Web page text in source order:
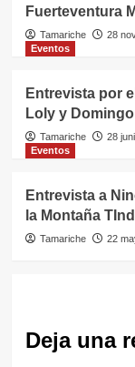
Fuerteventura
Tamariche 28
Eventos
Entrevista por
Loly y
Tamariche 28
Eventos
Entrevista a
la Montaña
Tamariche 22
Deja una